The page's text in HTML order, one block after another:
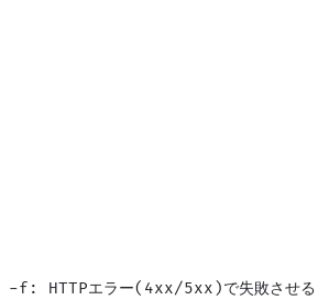
HTTPエラー(4xx/5xx)で失敗させる